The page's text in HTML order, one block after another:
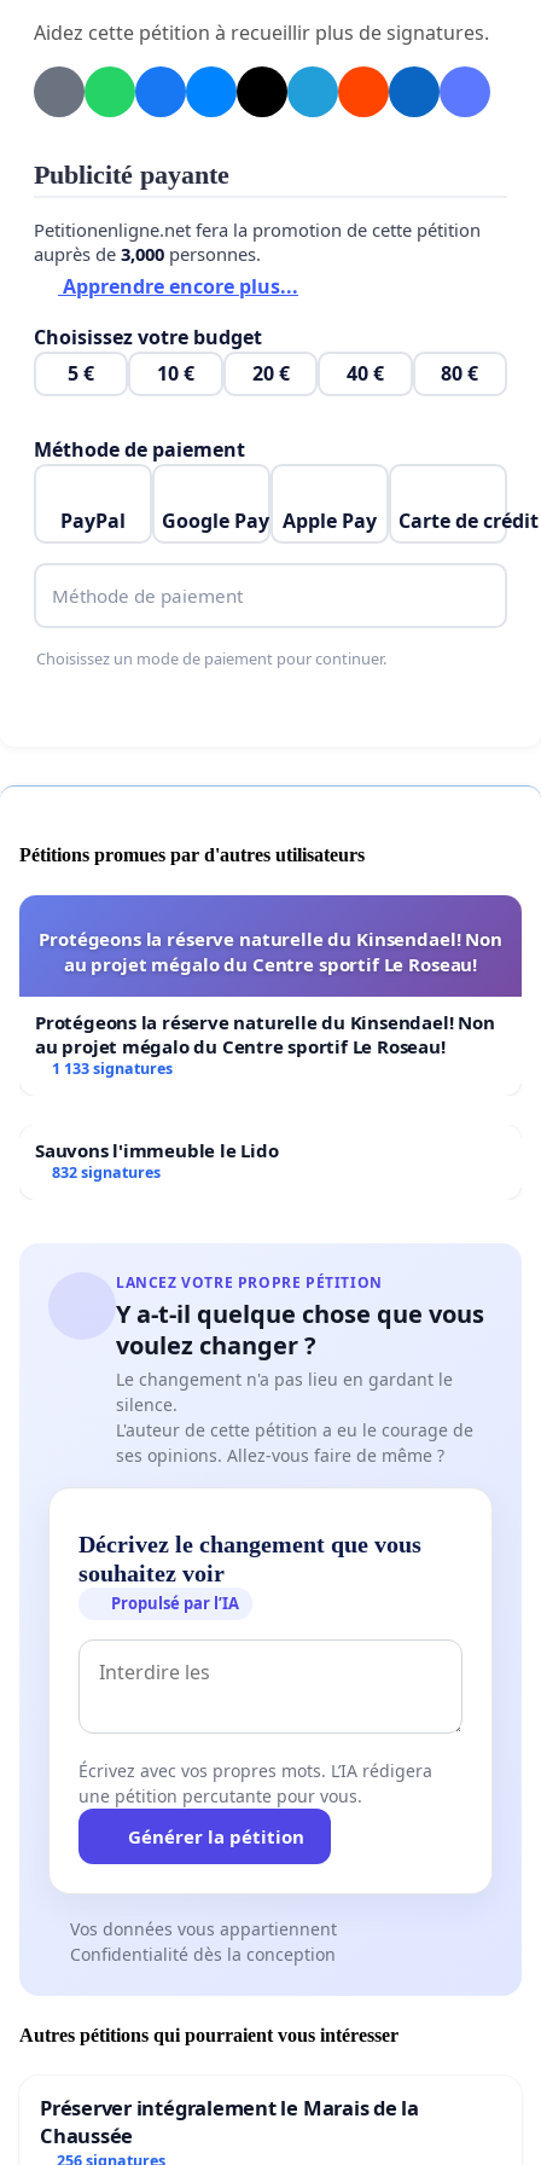
à s’engager dans la tenue de consultations et d’un
référendum.
- nous demandons aux MRC d'entendre la voix de
les consulter au préalable.
- Nous demandons à chaque municipalité de
consulter la population AVANT de se pencher sur
- Laisser chaque municipalité se prononcer
individuellement par référendum (oui ou non) sur
représenter dans cette demande d'exercice de la
démocratie.
Merci
Aidez cette pétition à recueillir plus de signatures.
Publicité payante
Petitionenligne.net fera la promotion de cette pétition
auprès de 3,000 personnes.
Apprendre encore plus...
Choisissez votre budget
5 €
10 € 20 € 40 € 80 €
Méthode de paiement
PayPal Google Pay Apple Pay Carte de crédit
Méthode de paiement
Choisissez un mode de paiement pour continuer.
Pétitions promues par d'autres utilisateurs
Protégeons la réserve naturelle du Kinsendael! Non
au projet mégalo du Centre sportif Le Roseau!
Protégeons la réserve naturelle du Kinsendael! Non
au projet mégalo du Centre sportif Le Roseau!
1 133 signatures
Sauvons l'immeuble le Lido
832 signatures
LANCEZ VOTRE PROPRE PÉTITION
Y a-t-il quelque chose que vous
voulez changer ?
Le changement n'a pas lieu en gardant le
silence.
L'auteur de cette pétition a eu le courage de
ses opinions. Allez-vous faire de même ?
Décrivez le changement que vous
souhaitez voir
Propulsé par l’IA
Écrivez avec vos propres mots. L’IA rédigera
une pétition percutante pour vous.
Générer la pétition
Vos données vous appartiennent
Confidentialité dès la conception
Autres pétitions qui pourraient vous intéresser
Préserver intégralement le Marais de la
Chaussée
256 signatures